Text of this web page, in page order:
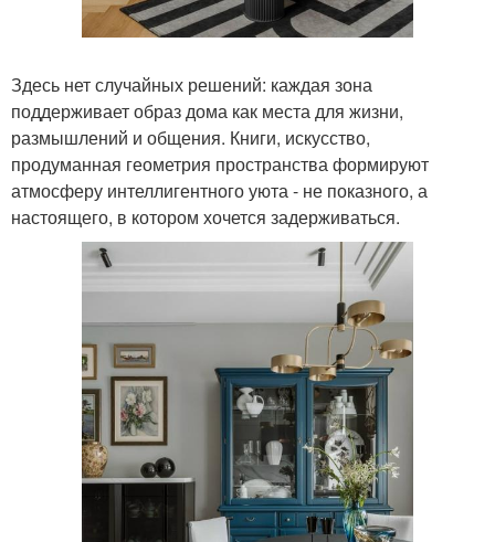
Здесь нет случайных решений: каждая зона
поддерживает образ дома как места для жизни,
размышлений и общения. Книги, искусство,
продуманная геометрия пространства формируют
атмосферу интеллигентного уюта - не показного, а
настоящего, в котором хочется задерживаться.